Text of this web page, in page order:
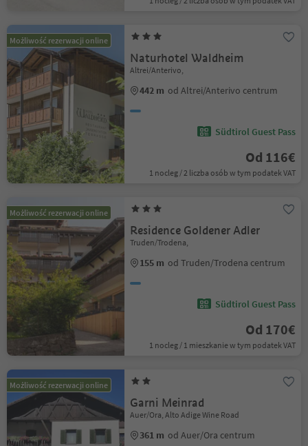
Możliwość rezerwacji online
Naturhotel Waldheim
Altrei/Anterivo,
442 m od Altrei/Anterivo centrum
Südtirol Guest Pass
Od 116€
1 nocleg / 2 liczba osób w tym podatek VAT
Możliwość rezerwacji online
Residence Goldener Adler
Truden/Trodena,
155 m od Truden/Trodena centrum
Südtirol Guest Pass
Od 170€
1 nocleg / 1 mieszkanie w tym podatek VAT
Możliwość rezerwacji online
Garni Meinrad
Auer/Ora, Alto Adige Wine Road
361 m od Auer/Ora centrum